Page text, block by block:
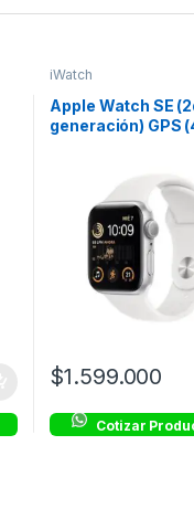
iWatch
Apple Watch SE
generación) GPS
$1.599.000
Cotizar